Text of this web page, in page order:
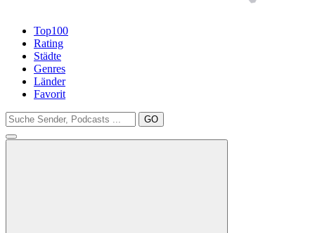
Top100
Rating
Städte
Genres
Länder
Favorit
GO